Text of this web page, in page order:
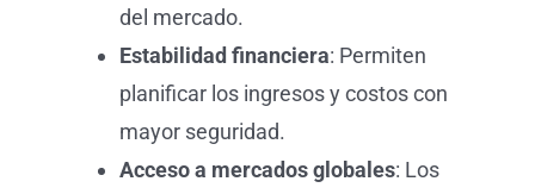
del mercado.
Estabilidad financiera: Permiten
planificar los ingresos y costos con
mayor seguridad.
Acceso a mercados globales: Los